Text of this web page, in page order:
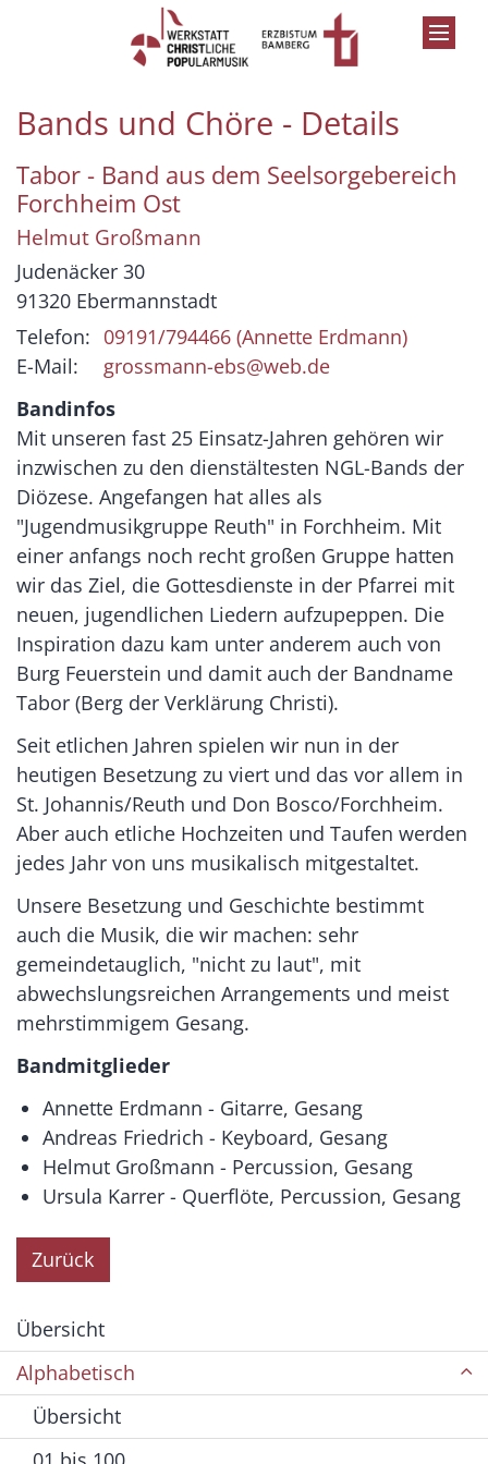
Zum Inhalt springen
Bands und Chöre - Details
Tabor - Band aus dem Seelsorgebereich
Forchheim Ost
Helmut Großmann
Judenäcker 30
91320 Ebermannstadt
Telefon: 09191/794466 (Annette Erdmann)
E-Mail:
grossmann-ebs@web.de
Bandinfos
Mit unseren fast 25 Einsatz-Jahren gehören wir
inzwischen zu den dienstältesten NGL-Bands der
Diözese. Angefangen hat alles als
"Jugendmusikgruppe Reuth" in Forchheim. Mit
einer anfangs noch recht großen Gruppe hatten
wir das Ziel, die Gottesdienste in der Pfarrei mit
neuen, jugendlichen Liedern aufzupeppen. Die
Inspiration dazu kam unter anderem auch von
Burg Feuerstein und damit auch der Bandname
Tabor (Berg der Verklärung Christi).
Seit etlichen Jahren spielen wir nun in der
heutigen Besetzung zu viert und das vor allem in
St. Johannis/Reuth und Don Bosco/Forchheim.
Aber auch etliche Hochzeiten und Taufen werden
jedes Jahr von uns musikalisch mitgestaltet.
Unsere Besetzung und Geschichte bestimmt
auch die Musik, die wir machen: sehr
gemeindetauglich, "nicht zu laut", mit
abwechslungsreichen Arrangements und meist
mehrstimmigem Gesang.
Bandmitglieder
Annette Erdmann - Gitarre, Gesang
Andreas Friedrich - Keyboard, Gesang
Helmut Großmann - Percussion, Gesang
Ursula Karrer - Querflöte, Percussion, Gesang
Zurück
Übersicht
Alphabetisch
Übersicht